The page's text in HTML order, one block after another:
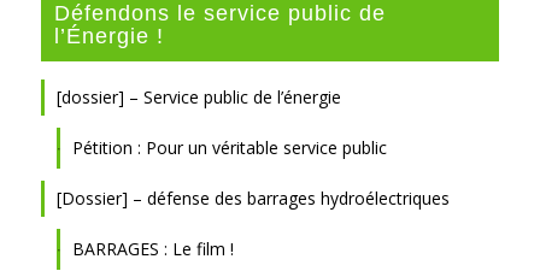
Défendons le service public de
l’Énergie !
[dossier] – Service public de l’énergie
Pétition : Pour un véritable service public
[Dossier] – défense des barrages hydroélectriques
BARRAGES : Le film !